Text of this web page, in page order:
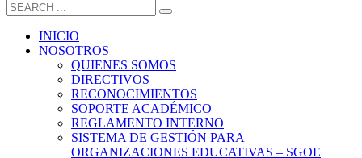
INICIO
NOSOTROS
QUIENES SOMOS
DIRECTIVOS
RECONOCIMIENTOS
SOPORTE ACADÉMICO
REGLAMENTO INTERNO
SISTEMA DE GESTIÓN PARA
ORGANIZACIONES EDUCATIVAS – SGOE